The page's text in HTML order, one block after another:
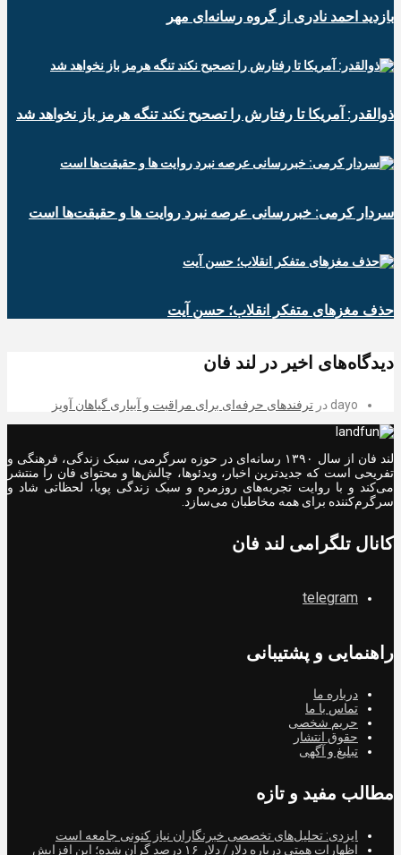
بازدید احمد نادری از گروه رسانه‌ای مهر
ذوالقدر: آمریکا تا رفتارش را تصحیح نکند تنگه هرمز باز نخواهد شد
سردار کرمی: خبررسانی عرصه نبرد روایت ها و حقیقت‌ها است
حذف مغزهای متفکر انقلاب؛ حسن آیت
دیدگاه‌های اخیر در لند فان
dayo در ترفندهای حرفه‌ای برای مراقبت و آبیاری گیاهان آویز
لند فان از سال ۱۳۹۰ رسانه‌ای در حوزه سرگرمی، سبک زندگی، فرهنگی و
تفریحی است که جدیدترین اخبار، ویدئوها، چالش‌ها و محتوای فان را منتشر
می‌کند و با روایت تجربه‌های روزمره و سبک زندگی پویا، لحظاتی شاد و
سرگرم‌کننده برای همه مخاطبان می‌سازد.
کانال تلگرامی لند فان
telegram
راهنمایی و پشتیبانی
درباره ما
تماس با ما
حریم شخصی
حقوق انتشار
تبلیغ و آگهی
مطالب مفید و تازه
ایزدی: تحلیل‌های تخصصی خبرنگاران نیاز کنونی جامعه است
اظهارات همتی درباره دلار/ دلار ۱۶ درصد گران شده؛ این افزایش